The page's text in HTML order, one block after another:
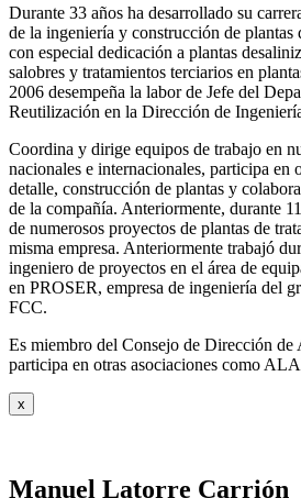
Durante 33 años ha desarrollado su
de la ingeniería y construcción de plantas
con especial dedicación a plantas
salobres y tratamientos terciarios en
2006 desempeña la labor de Jefe del
Reutilización en la Dirección de
Coordina y dirige equipos de trabajo en
nacionales e internacionales, participa en
detalle, construcción de plantas y
de la compañía. Anteriormente, durante
de numerosos proyectos de plantas de
misma empresa. Anteriormente trabajó
ingeniero de proyectos en el área de
en PROSER, empresa de ingeniería del
FCC.
Es miembro del Consejo de Dirección
participa en otras asociaciones como
x
Manuel Latorre Carrión